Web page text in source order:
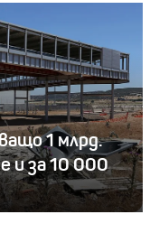
1 млрд.
и за 10 000